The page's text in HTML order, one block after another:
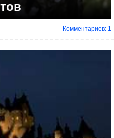
Комментариев: 1